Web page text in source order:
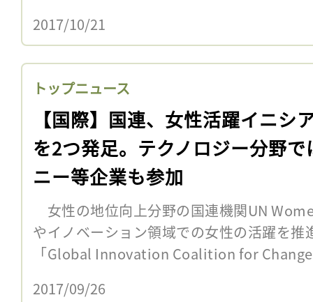
2017/10/21
トップニュース
【国際】国連、女性活躍イニシ
を2つ発足。テクノロジー分野で
ニー等企業も参加
女性の地位向上分野の国連機関UN
やイノベーション領域での女性の活躍を推
「Global Innovation Coalition for
2017/09/26